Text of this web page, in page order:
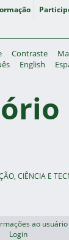
Contraste
English
CIÊNCIA E
ao usuário
Login